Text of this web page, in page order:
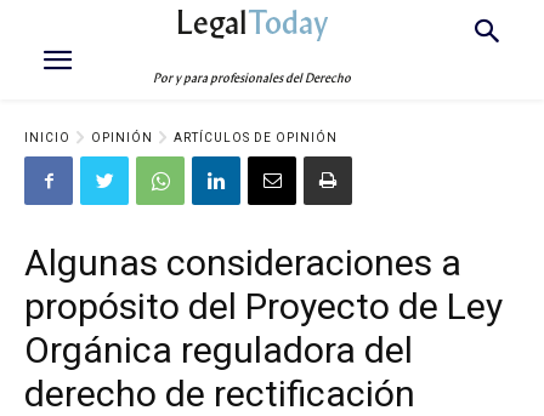
LegalToday
Por y para profesionales del Derecho
INICIO OPINIÓN ARTÍCULOS DE OPINIÓN
Algunas consideraciones a
propósito del Proyecto de Ley
Orgánica reguladora del
derecho de rectificación